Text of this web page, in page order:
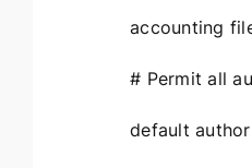
accounting
# Permit all
default